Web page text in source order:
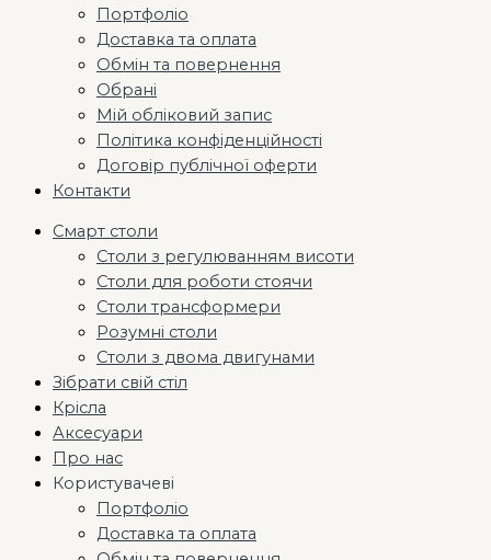
Портфоліо
Доставка та оплата
Обмін та повернення
Обрані
Мій обліковий запис
Політика конфіденційності
Договір публічної оферти
Контакти
Смарт столи
Столи з регулюванням висоти
Столи для роботи стоячи
Столи трансформери
Розумні столи
Столи з двома двигунами
Зібрати свій стіл
Крісла
Аксесуари
Про нас
Користувачеві
Портфоліо
Доставка та оплата